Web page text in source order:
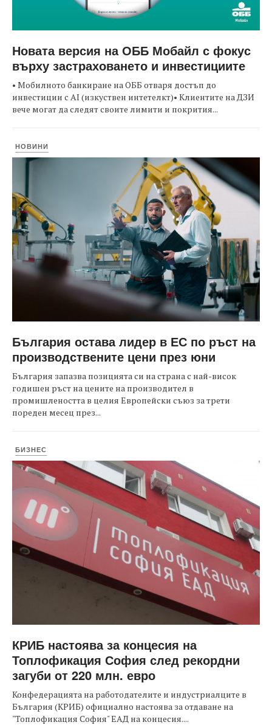
Новата версия на ОББ Мобайл с фокус
върху застраховането и инвестициите
• Мобилното банкиране на ОББ отваря достъп до
инвестиции с AI (изкуствен интетелкт)• Клиентите на ДЗИ
вече могат да следят своите лимити и покрития...
НОВИНИ
България остава лидер в ЕС по ръст на
производствените цени през юни
България запазва позицията си на страна с най-висок
годишен ръст на цените на производител в
промишлеността в целия Европейски съюз за трети
пореден месец през...
БИЗНЕС
КРИБ настоява за концесия на
Топлофикация София след рекордни
загуби от 220 млн. евро
Конфедерацията на работодателите и индустриалците в
България (КРИБ) официално настоява за отдаване на
"Топлофикация София" ЕАД на концесия....